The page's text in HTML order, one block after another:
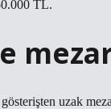
TL.
uzak